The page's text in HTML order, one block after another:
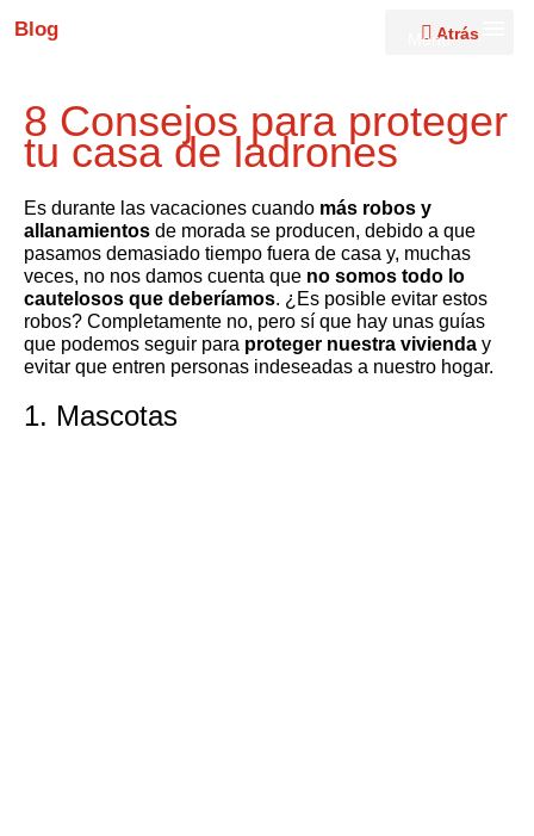
Blog Atrás
8 Consejos para proteger
tu casa de ladrones
Es durante las vacaciones cuando más robos y
allanamientos de morada se producen, debido a que
pasamos demasiado tiempo fuera de casa y, muchas
veces, no nos damos cuenta que no somos todo lo
cautelosos que deberíamos. ¿Es posible evitar estos
robos? Completamente no, pero sí que hay unas guías
que podemos seguir para proteger nuestra vivienda y
evitar que entren personas indeseadas a nuestro hogar.
1. Mascotas
Menú